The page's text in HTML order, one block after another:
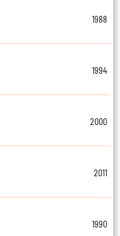
1988
1994
2000
2011
1990